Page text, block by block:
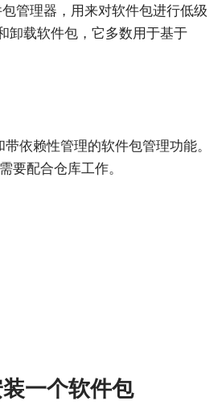
管理器，用来对软件包进行低级
载软件包，它多数用于基于
依赖性管理的软件包管理功能。
配合仓库工作。
一个软件包